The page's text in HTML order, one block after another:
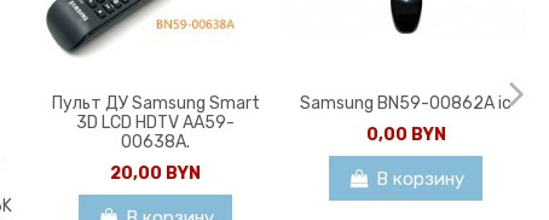
Пульт ДУ Samsung Smart
3D LCD HDTV AA59-
00638A.
20,00 BYN
Samsung BN59-00862A ic
0,00 BYN
В корзину